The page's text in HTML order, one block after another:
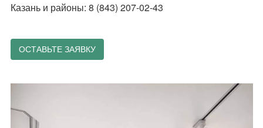
Казань и районы: 8 (843) 207-02-43
ОСТАВЬТЕ ЗАЯВКУ